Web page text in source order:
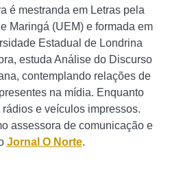
é mestranda em Letras pela
Maringá (UEM) e formada em
Estadual de Londrina
estuda Análise do Discurso
contemplando relações de
na mídia. Enquanto
e veículos impressos.
assessora de comunicação e
Jornal O Norte.